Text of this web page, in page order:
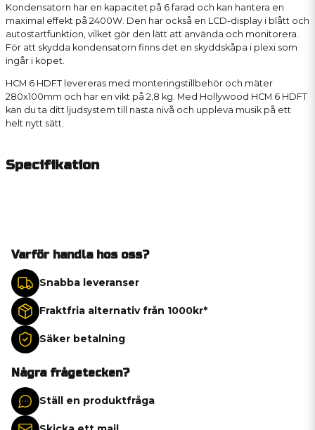
Kondensatorn har en kapacitet på 6 farad och kan hantera en
maximal effekt på 2400W. Den har också en LCD-display i blått och
autostartfunktion, vilket gör den lätt att använda och monitorera.
För att skydda kondensatorn finns det en skyddskåpa i plexi som
ingår i köpet.
HCM 6 HDFT levereras med monteringstillbehör och mäter
280x100mm och har en vikt på 2,8 kg. Med Hollywood HCM 6 HDFT
kan du ta ditt ljudsystem till nästa nivå och uppleva musik på ett
helt nytt sätt.
Specifikation
Varför handla hos oss?
Snabba leveranser
Fraktfria alternativ från 1000kr*
Säker betalning
Några frågetecken?
Ställ en produktfråga